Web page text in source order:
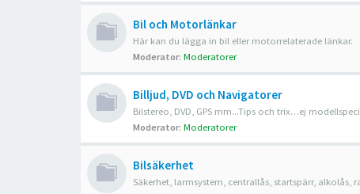
Bil och Motorlänkar
Här kan du lägga in bil eller motorrelaterade länkar.
Moderator: Moderatorer
Billjud, DVD och Navigatorer
Bilstereo, DVD, GPS mm...Tips och trix…ej
Moderator: Moderatorer
Bilsäkerhet
Säkerhet, larmsystem, centrallås, startspärr,